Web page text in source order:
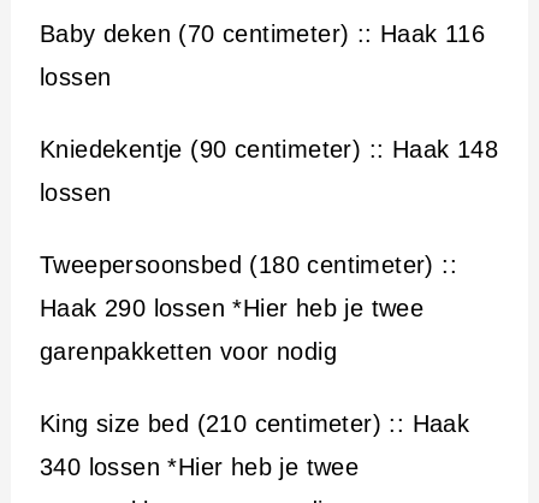
Baby deken (70 centimeter) :: Haak 116
lossen
Kniedekentje (90 centimeter) :: Haak 148
lossen
Tweepersoonsbed (180 centimeter) ::
Haak 290 lossen *Hier heb je twee
garenpakketten voor nodig
King size bed (210 centimeter) :: Haak
340 lossen *Hier heb je twee